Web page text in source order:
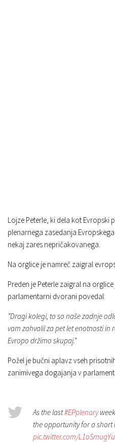
Lojze Peterle, ki dela kot Evropski
plenarnega zasedanja
nekaj zares nepričakovanega.
Na orglice je namreč zaigral
Preden je Peterle zaigral na
parlamentarni dvorani povedal:
”Dragi kolegi, to so naše zadnje
vam zahvalil za pet let enotnosti in
Evropo držimo skupaj.”
Požel je bučni aplavz vseh
zanimivega dogajanja v
As the last#EPplenary
the opportunity for a
pic.twitter.com/